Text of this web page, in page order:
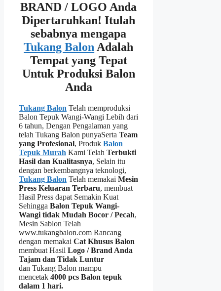
BRAND / LOGO Anda
Dipertaruhkan! Itulah
sebabnya mengapa
Tukang BalonAdalah
Tempat yang Tepat
Untuk Produksi Balon
Anda
Tukang Balon Telah memproduksi
Balon Tepuk Wangi-Wangi Lebih dari
6 tahun, Dengan Pengalaman yang
telah Tukang Balon punyaSerta Team
yang Profesional, Produk Balon
Tepuk Murah Kami Telah Terbukti
Hasil dan Kualitasnya, Selain itu
dengan berkembangnya teknologi,
Tukang Balon Telah memakai Mesin
Press Keluaran Terbaru, membuat
Hasil Press dapat Semakin Kuat
Sehingga Balon Tepuk Wangi-
Wangi tidak Mudah Bocor / Pecah,
Mesin Sablon Telah
www.tukangbalon.com Rancang
dengan memakai Cat Khusus Balon
membuat Hasil Logo / Brand Anda
Tajam dan Tidak Luntur
dan Tukang Balon mampu
mencetak 4000 pcs Balon tepuk
dalam 1 hari.